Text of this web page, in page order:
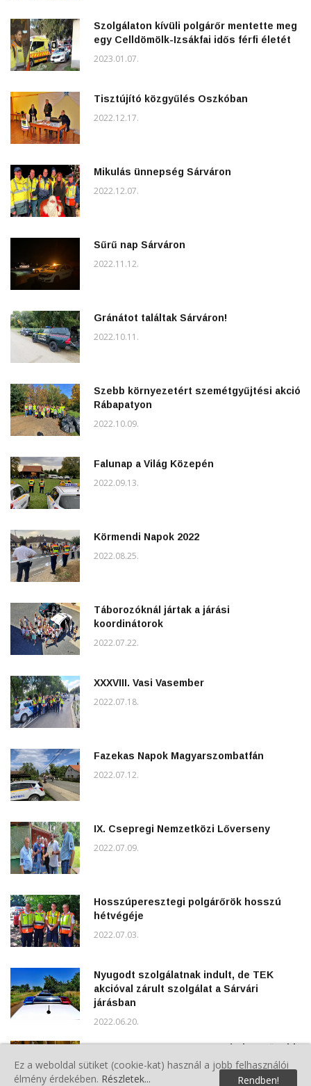
Szolgálaton kívüli polgárőr mentette meg
egy Celldömölk-Izsákfai idős férfi életét
2023.01.07.
Tisztújító közgyűlés Oszkóban
2022.12.17.
Mikulás ünnepség Sárváron
2022.12.07.
Sűrű nap Sárváron
2022.11.12.
Gránátot találtak Sárváron!
2022.10.11.
Szebb környezetért szemétgyűjtési akció
Rábapatyon
2022.10.09.
Falunap a Világ Közepén
2022.09.13.
Körmendi Napok 2022
2022.08.25.
Táborozóknál jártak a járási
koordinátorok
2022.07.22.
XXXVIII. Vasi Vasember
2022.07.18.
Fazekas Napok Magyarszombatfán
2022.07.12.
IX. Csepregi Nemzetközi Lőverseny
2022.07.09.
Hosszúperesztegi polgárőrök hosszú
hétvégéje
2022.07.03.
Nyugodt szolgálatnak indult, de TEK
akcióval zárult szolgálat a Sárvári
járásban
2022.06.20.
TFA Hungary 2022 - Az ország legerősebb
tűzoltója verseny Szombathelyen
2022.06.20.
Ez a weboldal sütiket (cookie-kat) használ a jobb felhasználói
élmény érdekében. Részletek... Rendben!